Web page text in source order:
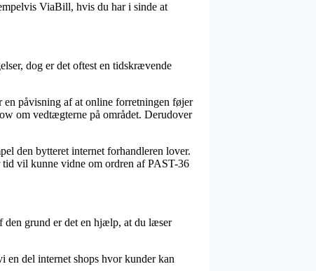
ViaBill, hvis du har i sinde at
dog er det oftest en tidskrævende
påvisning af at online forretningen føjer
om vedtægterne på området. Derudover
den bytteret internet forhandleren lover.
tid vil kunne vidne om ordren af PAST-36
den grund er det en hjælp, at du læser
del internet shops hvor kunder kan